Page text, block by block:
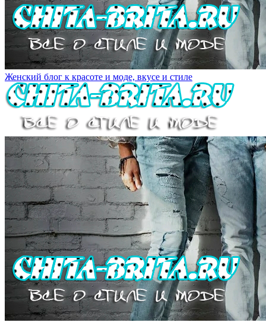
Женский блог к красоте и моде, вкусе и стиле